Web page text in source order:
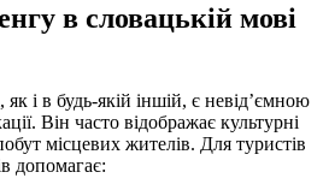
в словацькій мові
і в будь-якій іншій, є невід’ємною
Він часто відображає культурні
місцевих жителів. Для туристів
допомагає: